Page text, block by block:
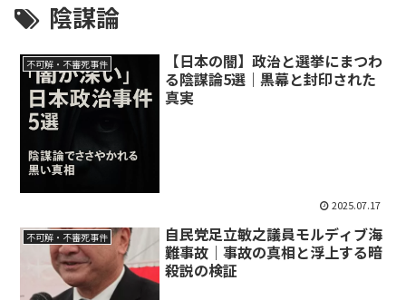
陰謀論
不可解・不審死事件
【日本の闇】政治と選挙にまつわ
る陰謀論5選｜黒幕と封印された
真実
2025.07.17
不可解・不審死事件
自民党足立敏之議員モルディブ海
難事故｜事故の真相と浮上する暗
殺説の検証